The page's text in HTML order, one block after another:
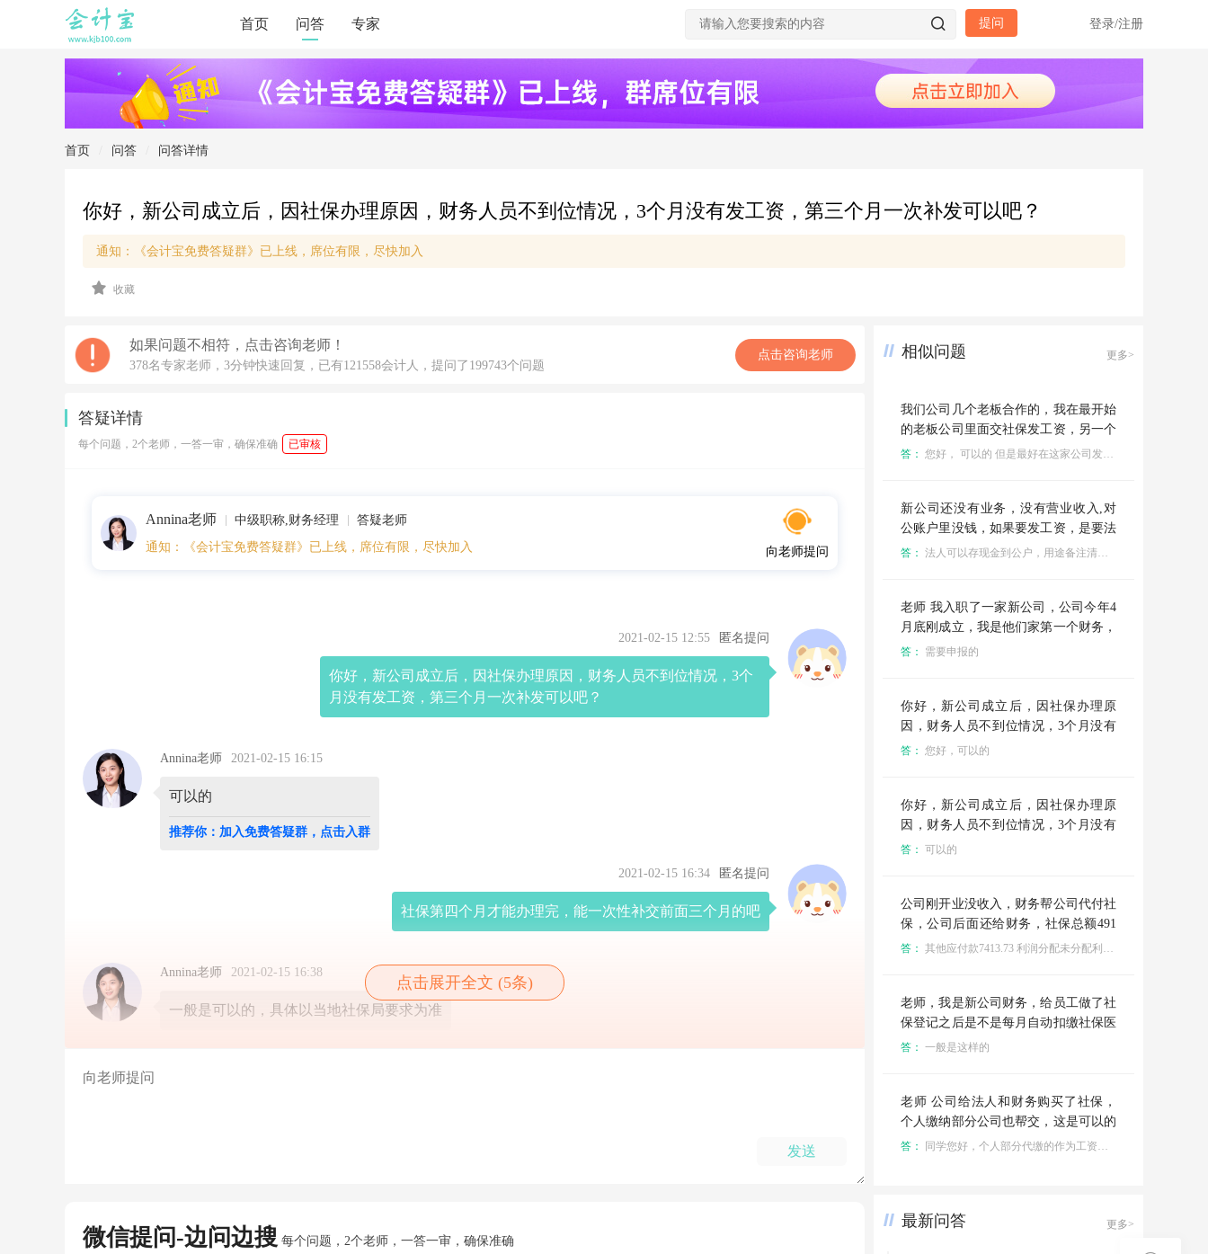
首页 问答 专家 登录/注册
提问
首页 问答 问答详情
你好，新公司成立后，因社保办理原因，财务人员不到位情况，3个月没有发工资，第三个月一次补发可以吧？
通知：《会计宝免费答疑群》已上线，席位有限，尽快加入
2/
5
5
5:
人
不
资，
第
一
次
社
保
收藏
如果问题不相符，点击咨询老师！
378名专家老师，3分钟快速回复，已有121558会计人，提问了199743个问题
点击咨询老师
答疑详情
每个问题，2个老师，一答一审，确保准确 已审核
Annina老师 中级职称,财务经理
答疑老师
通知：《会计宝免费答疑群》已上线，席位有限，尽快加入
向老师提问
2021-02-15 12:55 匿名提问
你好，新公司成立后，因社保办理原因，财务人员不到位情况，3个
月没有发工资，第三个月一次补发可以吧？
Annina老师 2021-02-15 16:15
可以的
推荐你：加入免费答疑群，点击入群
2021-02-15 16:34 匿名提问
社保第四个月才能办理完，能一次性补交前面三个月的吧
Annina老师 2021-02-15 16:38
一般是可以的，具体以当地社保局要求为准
点击展开全文 (5条)
发送
微信提问-边问边搜 每个问题，2个老师，一答一审，确保准确
相似问题 更多>
我们公司几个老板合作的，我在最开始
的老板公司里面交社保发工资，另一个
老板也注册了一个新公司，我平时给处
答： 您好， 可以的 但是最好在这家公司发工资 能够证明在这家公司也干活
新公司还没有业务，没有营业收入,对
公账户里没钱，如果要发工资，是要法
人自己先存现金到公账上吗？现在有三
不会有什么税务风险？法人存现金入公
账，财务上怎么算呢？
答： 法人可以存现金到公户，用途备注清楚就好，法人如果也是股东，用途可以备注投资款，也可以备注借款
老师 我入职了一家新公司，公司今年4
月底刚成立，我是他们家第一个财务，
我们老板在其他公司交了社保啥的 在
答： 需要申报的
你好，新公司成立后，因社保办理原
因，财务人员不到位情况，3个月没有
发工资，第三个月一次补发可以吧？
答： 您好，可以的
你好，新公司成立后，因社保办理原
因，财务人员不到位情况，3个月没有
发工资，第三个月一次补发可以吧？
答： 可以的
公司刚开业没收入，财务帮公司代付社
保，公司后面还给财务，社保总额491
3.73，个人部分1431.45，公司部分348
社保的）
答： 其他应付款7413.73 利润分配未分配利润-7413.73
老师，我是新公司财务，给员工做了社
保登记之后是不是每月自动扣缴社保医
保公积金，以后只是要离职的时候才要
答： 一般是这样的
老师 公司给法人和财务购买了社保，
个人缴纳部分公司也帮交，这是可以的
吗，分录怎么做？申报个税那边没有工
答： 同学您好，个人部分代缴的作为工资申报。
最新问答 更多>